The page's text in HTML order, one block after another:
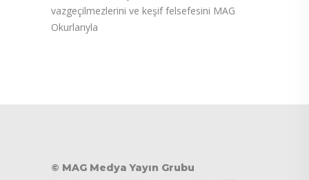
vazgeçilmezlerini ve keşif felsefesini MAG
Okurlarıyla
© MAG Medya Yayın Grubu